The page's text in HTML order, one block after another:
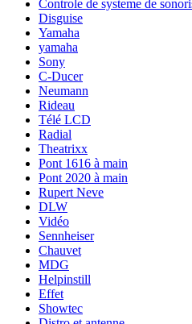
Controle de systeme de
Disguise
Yamaha
yamaha
Sony
C-Ducer
Neumann
Rideau
Télé LCD
Radial
Theatrixx
Pont 1616 à main
Pont 2020 à main
Rupert Neve
DLW
Vidéo
Sennheiser
Chauvet
MDG
Helpinstill
Effet
Showtec